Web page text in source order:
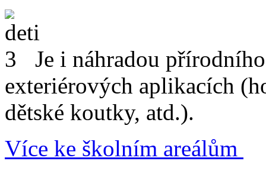
Je i náhradou
exteriérových aplikacích
dětské koutky, atd.).
Více ke školním areálům